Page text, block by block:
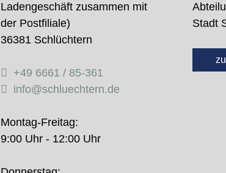
Ladengeschäft zusammen mit
der Postfiliale)
36381 Schlüchtern
+49 6661 / 85-361
info@schluechtern.de
Montag-Freitag:
9:00 Uhr - 12:00 Uhr
Stadt